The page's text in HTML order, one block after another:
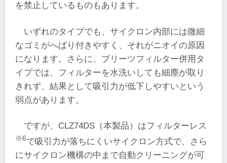
を禁止しているものもあります。
いずれのタイプでも、サイクロン内部には微細
なゴミがへばり付きやすく、それがニオイの原因
になります。さらに、プリーツフィルター併用タ
イプでは、フィルターを水洗いしても細塵が取り
きれず、結果として吸引力が低下しやすいという
弱点があります。
ですが、CLZ74DS（本製品）はフィルターレス
※6で吸引力が落ちにくいサイクロン方式で、さら
にサイクロン機構の中まで自動クリーニングが可